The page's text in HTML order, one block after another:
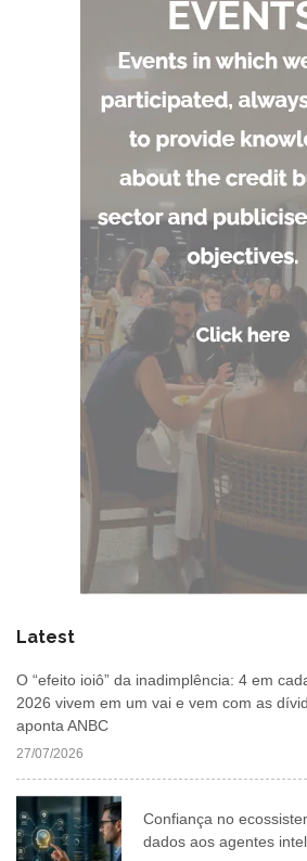
Latest
O “efeito ioiô” da inadimplência: 4 em
2026 vivem em um vai e vem com as
aponta ANBC
27/07/2026
Confiança no
dados aos agentes